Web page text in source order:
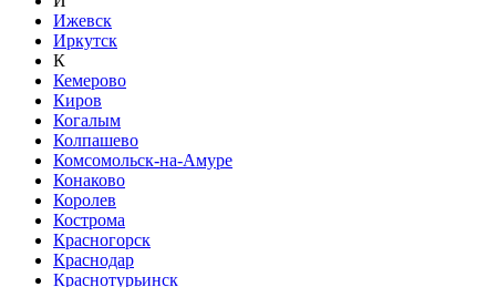
Ижевск
Иркутск
К
Кемерово
Киров
Когалым
Колпашево
Комсомольск-на-Амуре
Конаково
Королев
Кострома
Красногорск
Краснодар
Краснотурьинск